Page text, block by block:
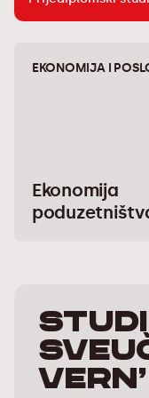
EKONOMIJA I
Ekonomija
Vern’